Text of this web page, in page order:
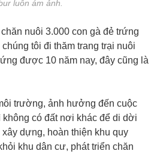
luôn ám ảnh.
nuôi 3.000 con gà đẻ trứng
tôi đi thăm trang trại nuôi
được 10 năm nay, đây cũng là
trường, ảnh hưởng đến cuộc
có đất nơi khác để di dời
dựng, hoàn thiện khu quy
khu dân cư, phát triển chăn